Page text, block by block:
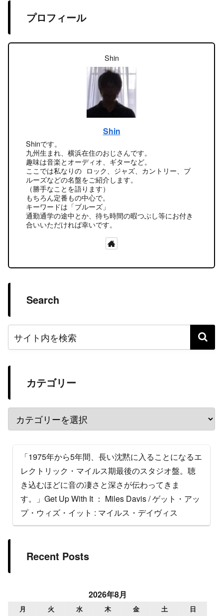
プロフィール
Shin
Shin
Shinです。
九州生まれ、横浜在住のおじさんです。
趣味は音楽とオーディオ、ギターなど。
ここでは私なりの ロック、ジャズ、カントリー、ブ
ルーズなどの名盤をご紹介します。
（勝手なことを語ります）
もちろん定番もの中心で。
キーワードは「ブルーズ」
通勤通学の途中とか、待ち時間の暇つぶし等にお付き
合いいただければ幸いです。
Search
カテゴリー
「1975年から5年間、長い沈黙に入ることになるエ
レクトリック・マイルス期最後のスタジオ盤。聴
き込むほどに音の凄さと深さが伝わってきま
す。」Get Up With It ： Miles Davis / ゲット・アッ
プ・ウィズ・イット : マイルス・デイヴィス
Recent Posts
2026年8月
月 火 水 木 金 土 日